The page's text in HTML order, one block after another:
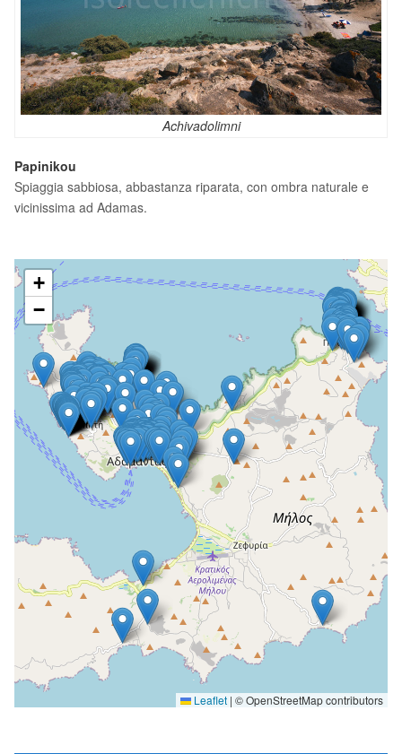
Achivadolimni
Papinikou
Spiaggia sabbiosa, abbastanza riparata, con ombra naturale e
vicinissima ad Adamas.
+
−
Leaflet | © OpenStreetMap contributors